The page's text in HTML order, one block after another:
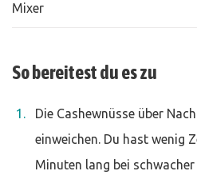
Mixer
So bereitest du es zu
Die Cashewnüsse über
einweichen. Du hast wenig
Minuten lang bei